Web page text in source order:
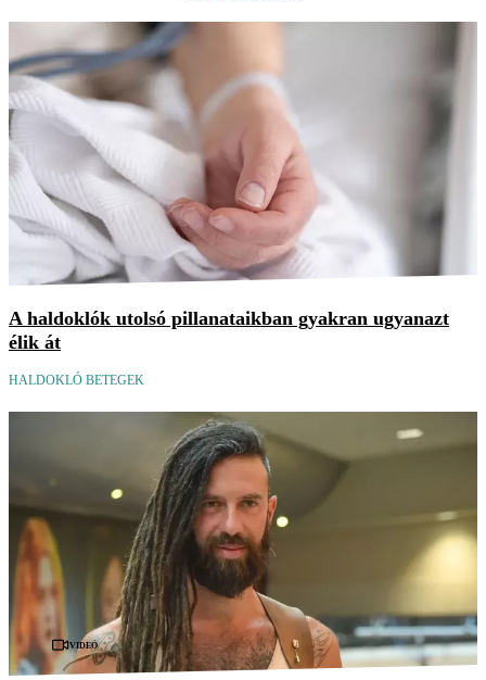
A haldoklók utolsó pillanataikban gyakran ugyanazt
élik át
HALDOKLÓ BETEGEK
Videó